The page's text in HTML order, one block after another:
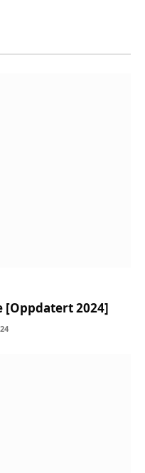
[Oppdatert 2024]